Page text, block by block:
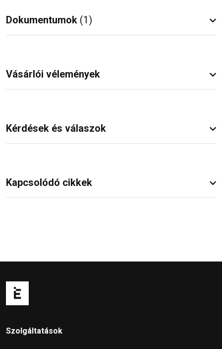
Dokumentumok (1)
Vásárlói vélemények
Kérdések és válaszok
Kapcsolódó cikkek
Szolgáltatások